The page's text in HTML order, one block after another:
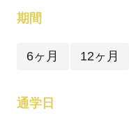
期間
6ヶ月 12ヶ月
通学日